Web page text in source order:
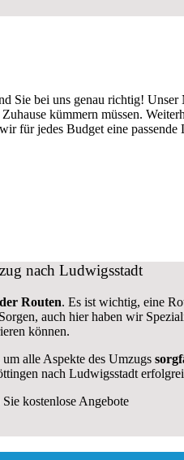
Sie bei uns genau richtig! Unser
kümmern müssen.
für jedes Budget eine passende
nach Ludwigsstadt
Routen. Es ist wichtig, eine
auch hier haben wir
können.
alle Aspekte des Umzugs
nach Ludwigsstadt
kostenlose Angebote